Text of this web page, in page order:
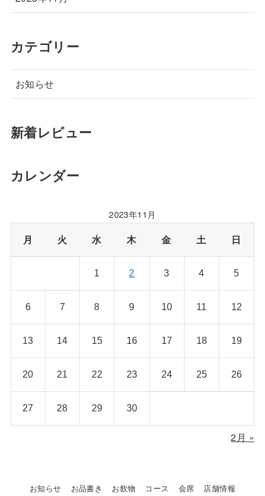
カテゴリー
お知らせ
新着レビュー
カレンダー
2023年11月
月 火 水 木 金 土 日
1 2 3 4 5
6 7 8 9 10 11 12
13 14 15 16 17 18 19
20 21 22 23 24 25 26
27 28 29 30
2月 »
お知らせ お品書き お飲物 コース 会席
店舗情報